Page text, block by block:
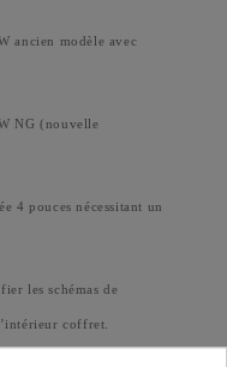
ancien modèle avec
NG (nouvelle
4 pouces nécessitant un
les schémas de
coffret.